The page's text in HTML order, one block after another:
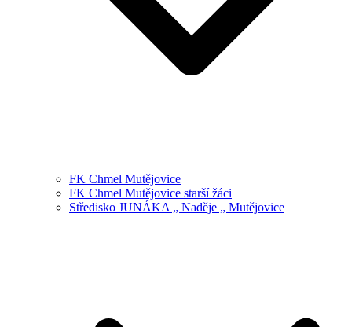
FK Chmel Mutějovice
FK Chmel Mutějovice starší žáci
Středisko JUNÁKA „ Naděje „ Mutějovice